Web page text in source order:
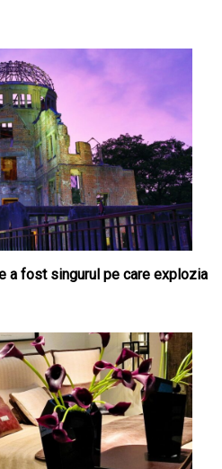
a fost singurul pe care explozia